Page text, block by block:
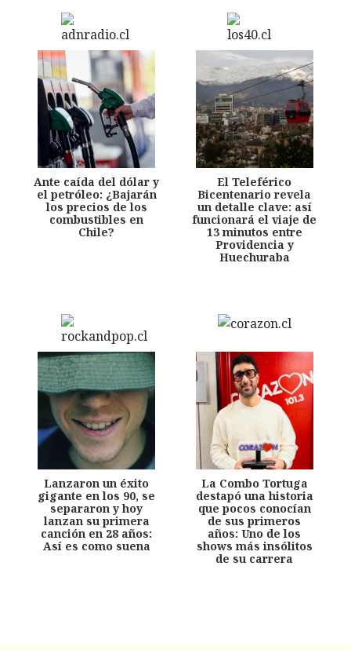
Ante caída del dólar y
el petróleo: ¿Bajarán
los precios de los
combustibles en
Chile?
El Teleférico
Bicentenario revela
un detalle clave: así
funcionará el viaje de
13 minutos entre
Providencia y
Huechuraba
Lanzaron un éxito
gigante en los 90, se
separaron y hoy
lanzan su primera
canción en 28 años:
Así es como suena
La Combo Tortuga
destapó una historia
que pocos conocían
de sus primeros
años: Uno de los
shows más insólitos
de su carrera